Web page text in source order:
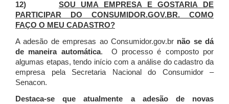
12) SOU UMA EMPRESA E GOSTARIA DE
PARTICIPAR DO CONSUMIDOR.GOV.BR. COMO
FAÇO O MEU CADASTRO?
A adesão de empresas ao Consumidor.gov.br não se dá
de maneira automática. O processo é composto por
algumas etapas, tendo início com a análise do cadastro da
empresa pela Secretaria Nacional do Consumidor –
Senacon.
Destaca-se que atualmente a adesão de novas